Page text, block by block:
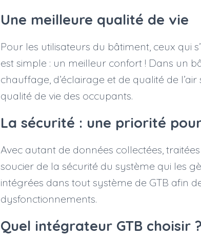
Une meilleure qualité de vie
Pour les utilisateurs du bâtiment, ceux qui
est simple : un meilleur confort ! Dans un
chauffage, d’éclairage et de qualité de
qualité de vie des occupants.
La sécurité : une priorité
Avec autant de données collectées,
soucier de la sécurité du système qui les
intégrées dans tout système de GTB afin
dysfonctionnements.
Quel intégrateur GTB choisir ?